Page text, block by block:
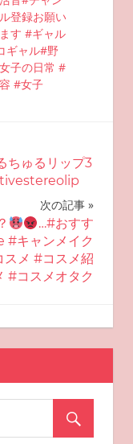
登録お願い
す #ギャル
ギャル#野
子の日常 #
#女子
ちゅるリップ3
次の記事
…#おすす
キャンメイク
メ #コスメ紹
#コスメオタク